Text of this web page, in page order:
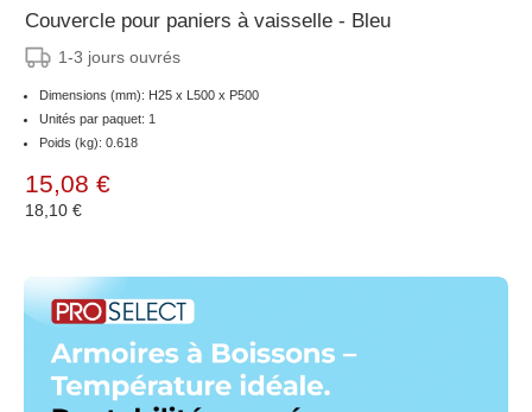
Couvercle pour paniers à vaisselle - Bleu
1-3 jours ouvrés
Dimensions (mm): H25 x L500 x P500
Unités par paquet: 1
Poids (kg): 0.618
15,08 €
18,10 €